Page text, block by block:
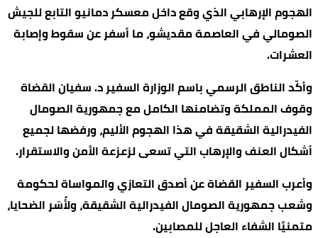
الهجوم الإرهابي الذي وقع داخل معسكر دمانيو التابع للجيش
الصومالي في العاصمة مقديشو، ما أسفر عن سقوط وإصابة
العشرات.
وأكّد الناطق الرسمي باسم الوزارة السفير د. سفيان القضاة
وقوف المملكة وتضامنها الكامل مع جمهورية الصومال
الفيدرالية الشقيقة في هذا الهجوم الأليم، ورفضها لجميع
أشكال العنف والإرهاب التي تسعى لزعزعة الأمن والاستقرار.
وأعرب السفير القضاة عن أصدق التعازي والمواساة لحكومة
وشعب جمهورية الصومال الفيدرالية الشقيقة، ولأُسَر الضحايا،
متمنيًا الشفاء العاجل للمصابين.